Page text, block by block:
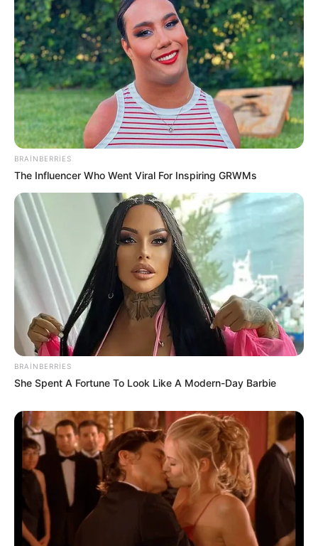
Digər xəbərlər
18:47 / 06 Avqust 2026
Əmək pensiyalarında və bu
müavinətlərdə ARTIM OLACAQ -Deputat
AÇIQLADI
0 0
18:45 / 06 Avqust 2026 CƏMİYYƏT
İcra başçısı üç qurumu birləşdirdi, yeni
rəis təyin etdi -
BRAINBERRIES
The Influencer Who Went Viral For Inspiring GRWMs
BRAINBERRIES
She Spent A Fortune To Look Like A Modern-Day Barbie